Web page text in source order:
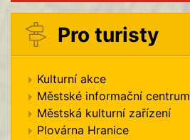
Pro turisty
Kulturní akce
Městské informační centrum
Městská kulturní zařízení
Plovárna Hranice